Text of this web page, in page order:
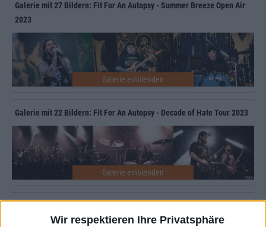
Wir respektieren Ihre Privatsphäre
Galerie mit 27 Bildern: Fit For An Autopsy - Summer Breeze Open Air
2023
Galerie mit 22 Bildern: Fit For An Autopsy - Decade of Hate Tour 2023
2020 in Berlin